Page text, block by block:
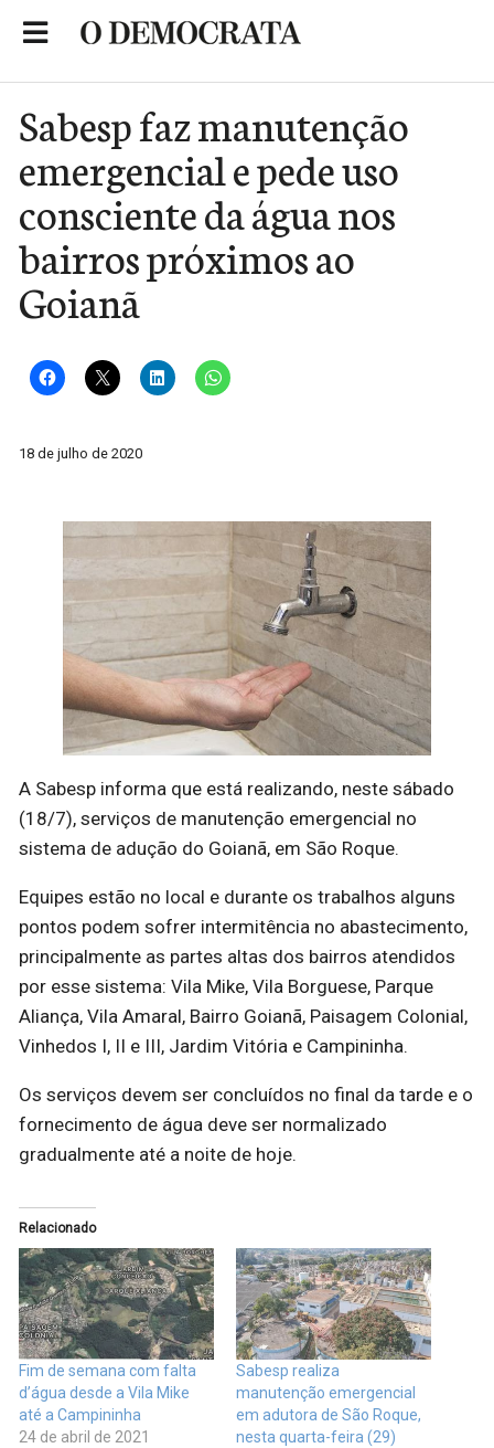
Sabesp faz manutenção
emergencial e pede uso
consciente da água nos
bairros próximos ao
Goianã
18 de julho de 2020
A Sabesp informa que está realizando, neste sábado
(18/7), serviços de manutenção emergencial no
sistema de adução do Goianã, em São Roque.
Equipes estão no local e durante os trabalhos alguns
pontos podem sofrer intermitência no abastecimento,
principalmente as partes altas dos bairros atendidos
por esse sistema: Vila Mike, Vila Borguese, Parque
Aliança, Vila Amaral, Bairro Goianã, Paisagem Colonial,
Vinhedos I, II e III, Jardim Vitória e Campininha.
Os serviços devem ser concluídos no final da tarde e o
fornecimento de água deve ser normalizado
gradualmente até a noite de hoje.
Relacionado
Fim de semana com falta
d’água desde a Vila Mike
até a Campininha
24 de abril de 2021
Sabesp realiza
manutenção emergencial
em adutora de São Roque,
nesta quarta-feira (29)